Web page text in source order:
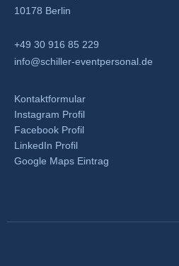
10178 Berlin
+49 30 916 85 229
info@schiller-eventpersonal.de
Kontaktformular
Instagram Profil
Facebook Profil
LinkedIn Profil
Google Maps Eintrag